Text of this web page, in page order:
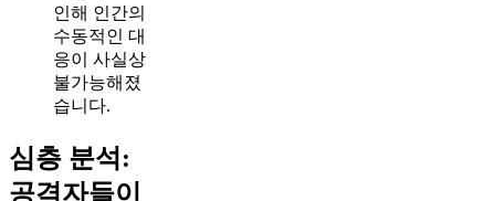
인해 인간의
수동적인 대
응이 사실상
불가능해졌
습니다.
심층 분석:
공격자들이